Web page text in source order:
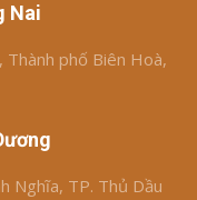
Nai
phố Biên Hoà,
Nghĩa, TP. Thủ Dầu